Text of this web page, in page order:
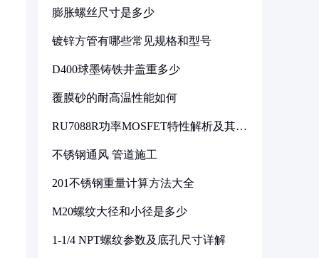
膨胀螺丝尺寸是多少
镀锌方管有哪些常见规格和型号
D400球墨铸铁井盖重多少
覆膜砂的耐高温性能如何
RU7088R功率MOSFET特性解析及其在
不锈钢通风 管道施工
201不锈钢重量计算方法大全
M20螺纹大径和小径是多少
1-1/4 NPT螺纹参数及底孔尺寸详解